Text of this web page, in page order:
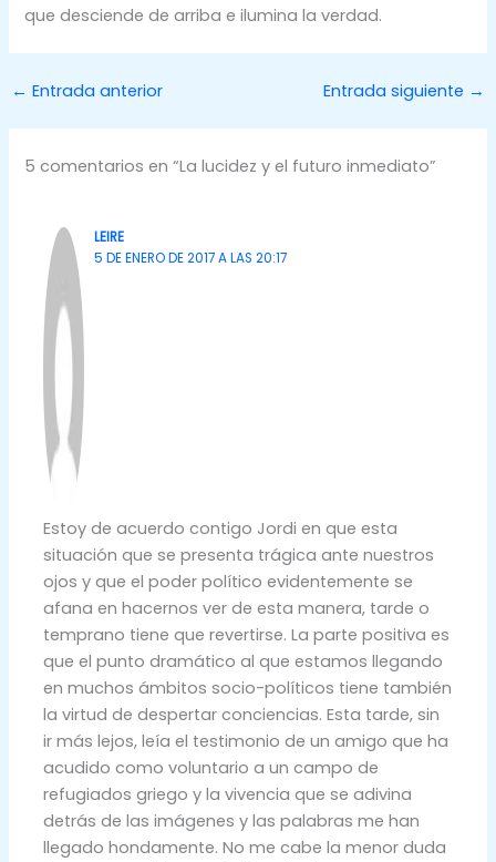
que desciende de arriba e ilumina la verdad.
← Entrada anterior Entrada siguiente →
5 comentarios en “La lucidez y el futuro inmediato”
LEIRE
5 DE ENERO DE 2017 A LAS 20:17
Estoy de acuerdo contigo Jordi en que esta
situación que se presenta trágica ante nuestros
ojos y que el poder político evidentemente se
afana en hacernos ver de esta manera, tarde o
temprano tiene que revertirse. La parte positiva es
que el punto dramático al que estamos llegando
en muchos ámbitos socio-políticos tiene también
la virtud de despertar conciencias. Esta tarde, sin
ir más lejos, leía el testimonio de un amigo que ha
acudido como voluntario a un campo de
refugiados griego y la vivencia que se adivina
detrás de las imágenes y las palabras me han
llegado hondamente. No me cabe la menor duda